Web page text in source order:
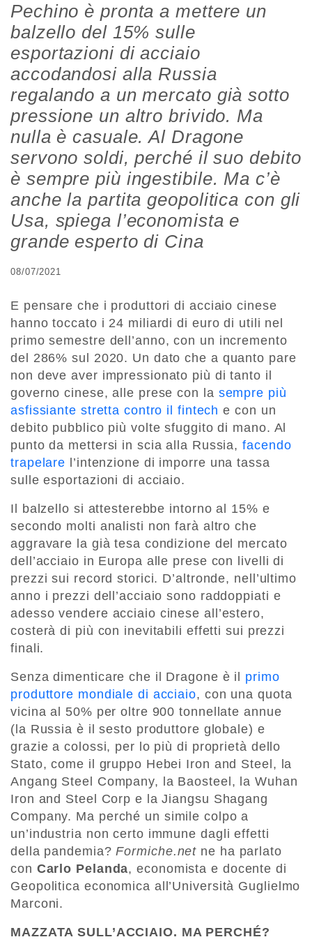
Pechino è pronta a mettere un
balzello del 15% sulle
esportazioni di acciaio
accodandosi alla Russia
regalando a un mercato già sotto
pressione un altro brivido. Ma
nulla è casuale. Al Dragone
servono soldi, perché il suo debito
è sempre più ingestibile. Ma c’è
anche la partita geopolitica con gli
Usa, spiega l’economista e
grande esperto di Cina
08/07/2021
E pensare che i produttori di acciaio cinese
hanno toccato i 24 miliardi di euro di utili nel
primo semestre dell’anno, con un incremento
del 286% sul 2020. Un dato che a quanto pare
non deve aver impressionato più di tanto il
governo cinese, alle prese con la sempre più
asfissiante stretta contro il fintech e con un
debito pubblico più volte sfuggito di mano. Al
punto da mettersi in scia alla Russia,facendo
trapelare l’intenzione di imporre una tassa
sulle esportazioni di acciaio.
Il balzello si attesterebbe intorno al 15% e
secondo molti analisti non farà altro che
aggravare la già tesa condizione del mercato
dell’acciaio in Europa alle prese con livelli di
prezzi sui record storici. D’altronde, nell’ultimo
anno i prezzi dell’acciaio sono raddoppiati e
adesso vendere acciaio cinese all’estero,
costerà di più con inevitabili effetti sui prezzi
finali.
Senza dimenticare che il Dragone è il primo
produttore mondiale di acciaio, con una quota
vicina al 50% per oltre 900 tonnellate annue
(la Russia è il sesto produttore globale) e
grazie a colossi, per lo più di proprietà dello
Stato, come il gruppo Hebei Iron and Steel, la
Angang Steel Company, la Baosteel, la Wuhan
Iron and Steel Corp e la Jiangsu Shagang
Company. Ma perché un simile colpo a
un’industria non certo immune dagli effetti
della pandemia?Formiche.net ne ha parlato
con Carlo Pelanda, economista e docente di
Geopolitica economica all’Università Guglielmo
Marconi.
MAZZATA SULL’ACCIAIO. MA PERCHÉ?